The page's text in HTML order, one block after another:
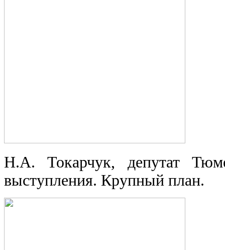
Н.А. Токарчук, депутат
выступления. Крупный план.